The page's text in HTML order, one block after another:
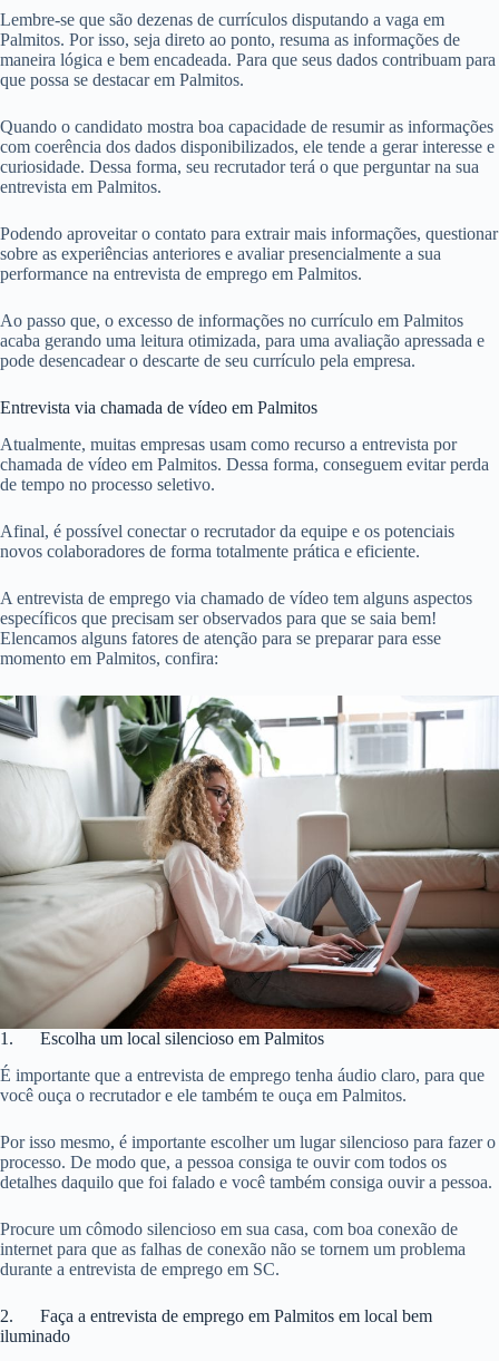
Lembre-se que são dezenas de currículos disputando a vaga em
Palmitos. Por isso, seja direto ao ponto, resuma as informações de
maneira lógica e bem encadeada. Para que seus dados contribuam para
que possa se destacar em Palmitos.
Quando o candidato mostra boa capacidade de resumir as informações
com coerência dos dados disponibilizados, ele tende a gerar interesse e
curiosidade. Dessa forma, seu recrutador terá o que perguntar na sua
entrevista em Palmitos.
Podendo aproveitar o contato para extrair mais informações, questionar
sobre as experiências anteriores e avaliar presencialmente a sua
performance na entrevista de emprego em Palmitos.
Ao passo que, o excesso de informações no currículo em Palmitos
acaba gerando uma leitura otimizada, para uma avaliação apressada e
pode desencadear o descarte de seu currículo pela empresa.
Entrevista via chamada de vídeo em Palmitos
Atualmente, muitas empresas usam como recurso a entrevista por
chamada de vídeo em Palmitos. Dessa forma, conseguem evitar perda
de tempo no processo seletivo.
Afinal, é possível conectar o recrutador da equipe e os potenciais
novos colaboradores de forma totalmente prática e eficiente.
A entrevista de emprego via chamado de vídeo tem alguns aspectos
específicos que precisam ser observados para que se saia bem!
Elencamos alguns fatores de atenção para se preparar para esse
momento em Palmitos, confira:
1. Escolha um local silencioso em Palmitos
É importante que a entrevista de emprego tenha áudio claro, para que
você ouça o recrutador e ele também te ouça em Palmitos.
Por isso mesmo, é importante escolher um lugar silencioso para fazer o
processo. De modo que, a pessoa consiga te ouvir com todos os
detalhes daquilo que foi falado e você também consiga ouvir a pessoa.
Procure um cômodo silencioso em sua casa, com boa conexão de
internet para que as falhas de conexão não se tornem um problema
durante a entrevista de emprego em SC.
2. Faça a entrevista de emprego em Palmitos em local bem
iluminado